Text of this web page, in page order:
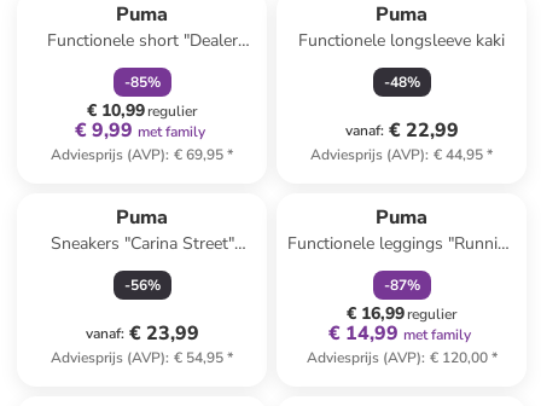
Puma
Functionele short "Dealer
Tailored Short 8`"
donkerblauw
-85%
€ 10,99regulier
€ 9,99 met family
Adviesprijs (AVP): € 69,95*
Puma
Functionele longsleeve kaki
-48%
vanaf: € 22,99
Adviesprijs (AVP): € 44,95*
Puma
Sneakers "Carina Street"
wit/zwart/grijs
-56%
vanaf: € 23,99
Adviesprijs (AVP): € 54,95*
Puma
Functionele leggings "Running
ACTV" zwart
-87%
€ 16,99regulier
€ 14,99 met family
Adviesprijs (AVP): € 120,00*